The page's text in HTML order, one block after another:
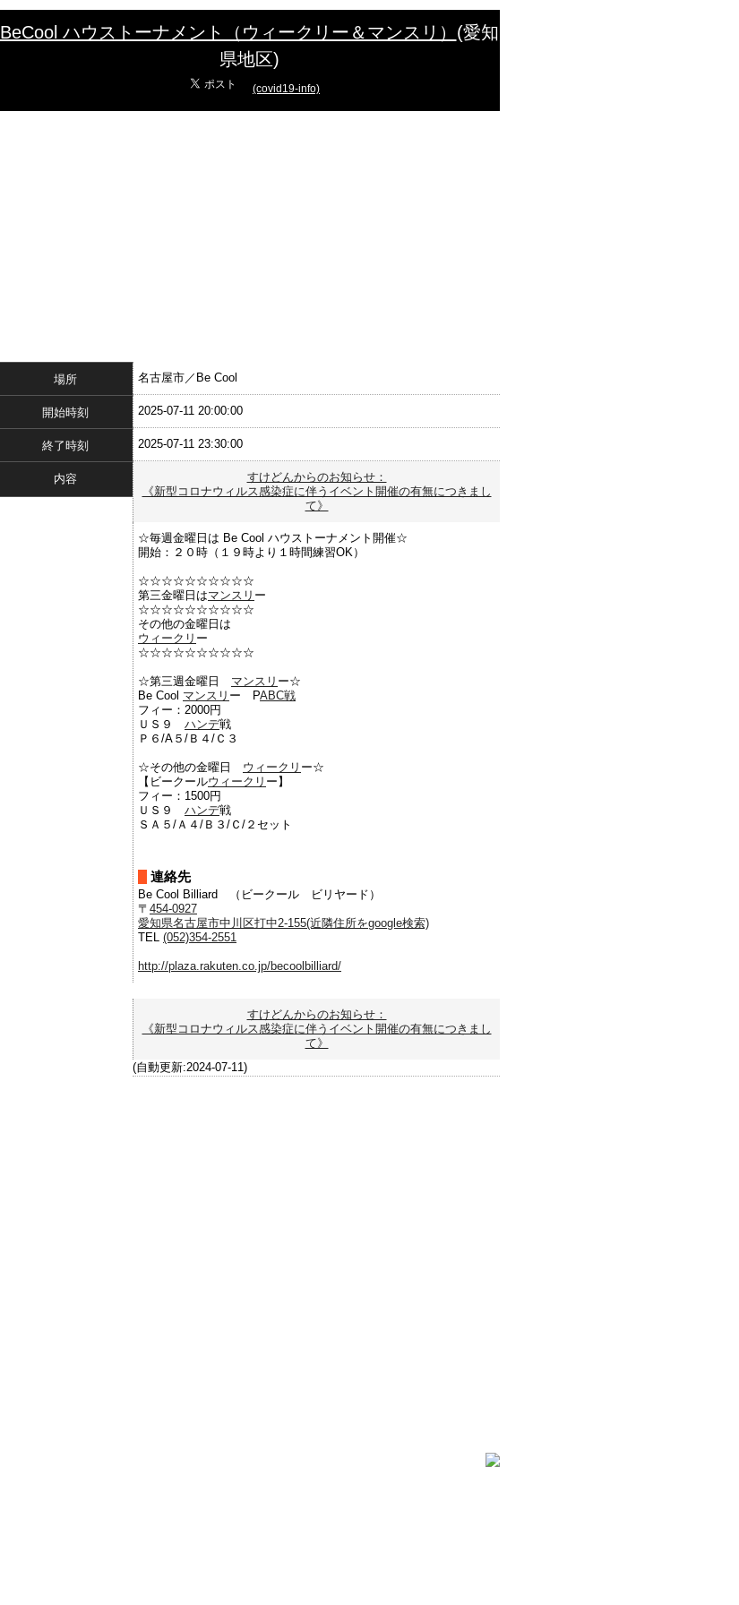
BeCool ハウストーナメント（ウィークリー＆マンスリ） (愛知
県地区)
(covid19-info)
場所 名古屋市／Be Cool
開始時刻 2025-07-11 20:00:00
終了時刻 2025-07-11 23:30:00
内容
すけどんからのお知らせ：
《新型コロナウィルス感染症に伴うイベント開催の有無につきまし
て》
☆毎週金曜日は Be Cool ハウストーナメント開催☆
開始：２０時（１９時より１時間練習OK）
☆☆☆☆☆☆☆☆☆☆
第三金曜日はマンスリ ー
☆☆☆☆☆☆☆☆☆☆
その他の金曜日は
ウィークリ ー
☆☆☆☆☆☆☆☆☆☆
☆第三週金曜日 マンスリ ー☆
Be Cool マンスリ ー PABC戦
フィー：2000円
ＵＳ９ ハンデ戦
Ｐ６/A５/Ｂ４/Ｃ３
☆その他の金曜日 ウィークリ ー☆
【ビークールウィークリ ー】
フィー：1500円
ＵＳ９ ハンデ戦
ＳＡ５/Ａ４/Ｂ３/Ｃ/２セット
連絡先
Be Cool Billiard （ビークール ビリヤード）
〒 454-0927
愛知県名古屋市中川区打中2-155(近隣住所をgoogle検索)
TEL (052)354-2551
http://plaza.rakuten.co.jp/becoolbilliard/
すけどんからのお知らせ：
《新型コロナウィルス感染症に伴うイベント開催の有無につきまし
て》
(自動更新:2024-07-11)